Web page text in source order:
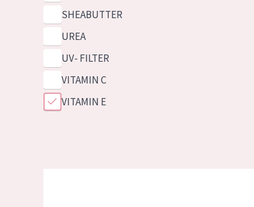
SHEABUTTER
UREA
UV- FILTER
VITAMIN C
VITAMIN E